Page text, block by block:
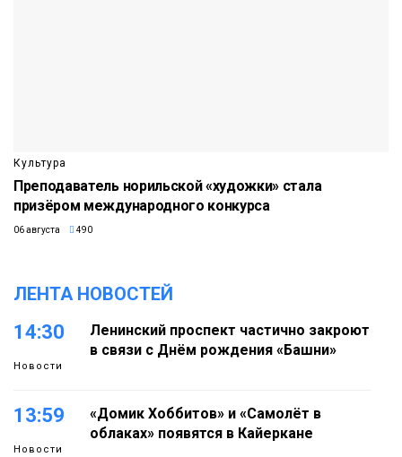
Культура
Преподаватель норильской «художки» стала
призёром международного конкурса
06 августа 490
ЛЕНТА НОВОСТЕЙ
14:30
Новости
Ленинский проспект частично закроют
в связи с Днём рождения «Башни»
13:59
Новости
«Домик Хоббитов» и «Самолёт в
облаках» появятся в Кайеркане